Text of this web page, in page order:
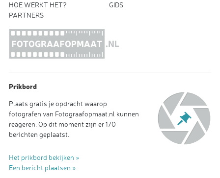
HOE WERKT HET?
GIDS
PARTNERS
Prikbord
Plaats gratis je opdracht waarop
fotografen van Fotograafopmaat.nl kunnen
reageren. Op dit moment zijn er 170
berichten geplaatst.
Het prikbord bekijken »
Een bericht plaatsen »